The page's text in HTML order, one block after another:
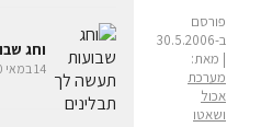
פורסם
ב-30.5.2006
| מאת:
מערכת
אכול
ושאטו
וחג
14 במאי 2010